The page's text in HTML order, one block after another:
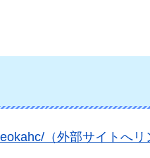
（外部サイトへリ